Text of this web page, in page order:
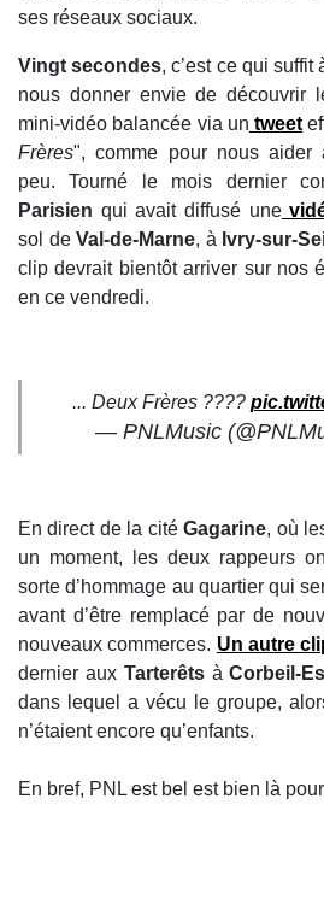
ses réseaux sociaux.
Vingt secondes, c’est ce qui suffit
nous donner envie de découvrir
mini-vidéo balancée via un tweet
Frères", comme pour nous aider
peu. Tourné le mois dernier
Parisien qui avait diffusé une
sol deVal-de-Marne, à Ivry-sur-
clip devrait bientôt arriver sur nos
en ce vendredi.
... Deux Frères ????
— PNLMusic
En direct de la citéGagarine, où
un moment, les deux rappeurs
sorte d’hommage au quartier qui
avant d’être remplacé par de
nouveaux commerces. Un autre
dernier auxTarterêts àCorbeil-
dans lequel a vécu le groupe,
n’étaient encore qu’enfants.
En bref, PNL est bel est bien là